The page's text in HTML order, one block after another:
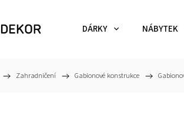
DÁRKY NÁBYTEK
/ Zahradničení / Gabionové konstrukce /